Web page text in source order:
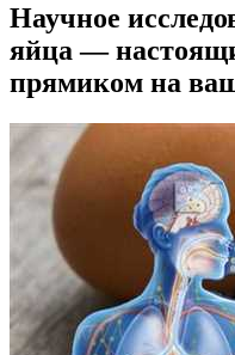
Научное
яйца —
прямиком на